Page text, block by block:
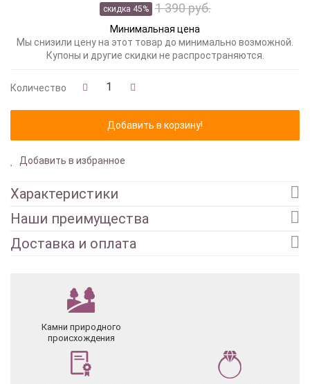
скидка 45% 1 390 руб.
Минимальная цена
Мы снизили цену на этот товар до минимально возможной.
Купоны и другие скидки не распространяются.
Количество
Добавить в избранное
Характеристики
Наши преимущества
Доставка и оплата
Камни природного
происхождения